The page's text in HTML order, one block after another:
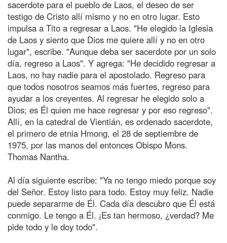
sacerdote para el pueblo de Laos, el deseo de ser
testigo de Cristo allí mismo y no en otro lugar. Esto
impulsa a Tito a regresar a Laos. "He elegido la Iglesia
de Laos y siento que Dios me quiere allí y no en otro
lugar", escribe. "Aunque deba ser sacerdote por un solo
día, regreso a Laos". Y agrega: "He decidido regresar a
Laos, no hay nadie para el apostolado. Regreso para
que todos nosotros seamos más fuertes, regreso para
ayudar a los creyentes. Al regresar he elegido solo a
Dios; es Él quien me hace regresar y por eso regreso".
Allí, en la catedral de Vientián, es ordenado sacerdote,
el primero de etnia Hmong, el 28 de septiembre de
1975, por las manos del entonces Obispo Mons.
Thomas Nantha.
Al día siguiente escribe: "Ya no tengo miedo porque soy
del Señor. Estoy listo para todo. Estoy muy feliz. Nadie
puede separarme de Él. Cada día descubro que Él está
conmigo. Le tengo a Él. ¡Es tan hermoso, ¿verdad? Me
pide todo y le doy todo".